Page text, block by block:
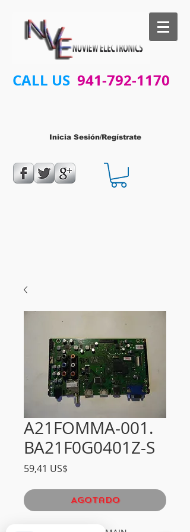
CALL US 941-792-1170
Inicia Sesión/Regístrate
A21FOMMA-001.
BA21F0G0401Z-S
59,41 US$
Agotado